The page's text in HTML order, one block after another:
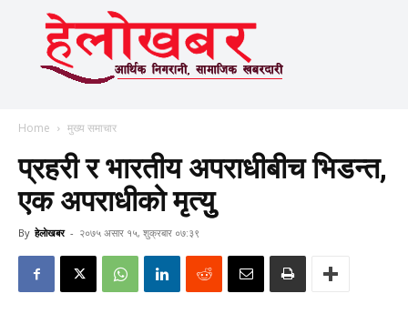
Home मुख्य समाचार
प्रहरी र भारतीय अपराधीबीच भिडन्त,
एक अपराधीको मृत्युु
By हेलाेखबर - २०७५ असार १५, शुक्रबार ०७:३९